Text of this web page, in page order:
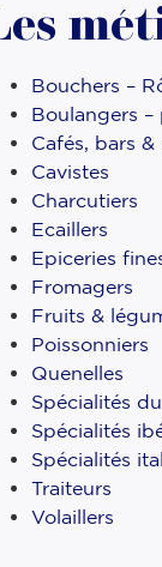
Bouchers –
Boulangers –
Cafés, bars &
Cavistes
Charcutiers
Ecaillers
Epiceries
Fromagers
Fruits &
Poissonniers
Quenelles
Spécialités
Spécialités
Spécialités
Traiteurs
Volaillers